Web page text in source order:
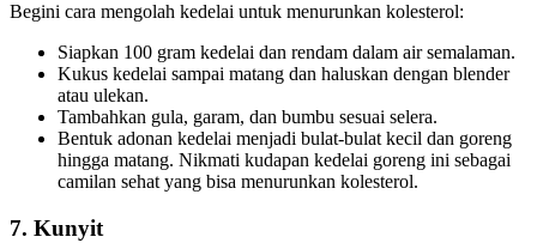
Begini cara mengolah kedelai untuk menurunkan kolesterol:
Siapkan 100 gram kedelai dan rendam dalam air semalaman.
Kukus kedelai sampai matang dan haluskan dengan blender
atau ulekan.
Tambahkan gula, garam, dan bumbu sesuai selera.
Bentuk adonan kedelai menjadi bulat-bulat kecil dan goreng
hingga matang. Nikmati kudapan kedelai goreng ini sebagai
camilan sehat yang bisa menurunkan kolesterol.
7. Kunyit